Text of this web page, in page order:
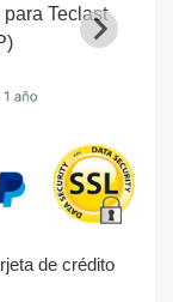
de crédito